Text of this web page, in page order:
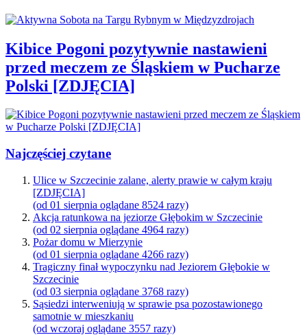
Kibice Pogoni pozytywnie nastawieni
przed meczem ze Śląskiem w Pucharze
Polski [ZDJĘCIA]
Najczęściej czytane
Ulice w Szczecinie zalane, alerty prawie w całym kraju
[ZDJĘCIA]
(od 01 sierpnia oglądane 8524 razy)
Akcja ratunkowa na jeziorze Głębokim w Szczecinie
(od 02 sierpnia oglądane 4964 razy)
Pożar domu w Mierzynie
(od 01 sierpnia oglądane 4266 razy)
Tragiczny finał wypoczynku nad Jeziorem Głębokie w
Szczecinie
(od 03 sierpnia oglądane 3768 razy)
Sąsiedzi interweniują w sprawie psa pozostawionego
samotnie w mieszkaniu
(od wczoraj oglądane 3557 razy)